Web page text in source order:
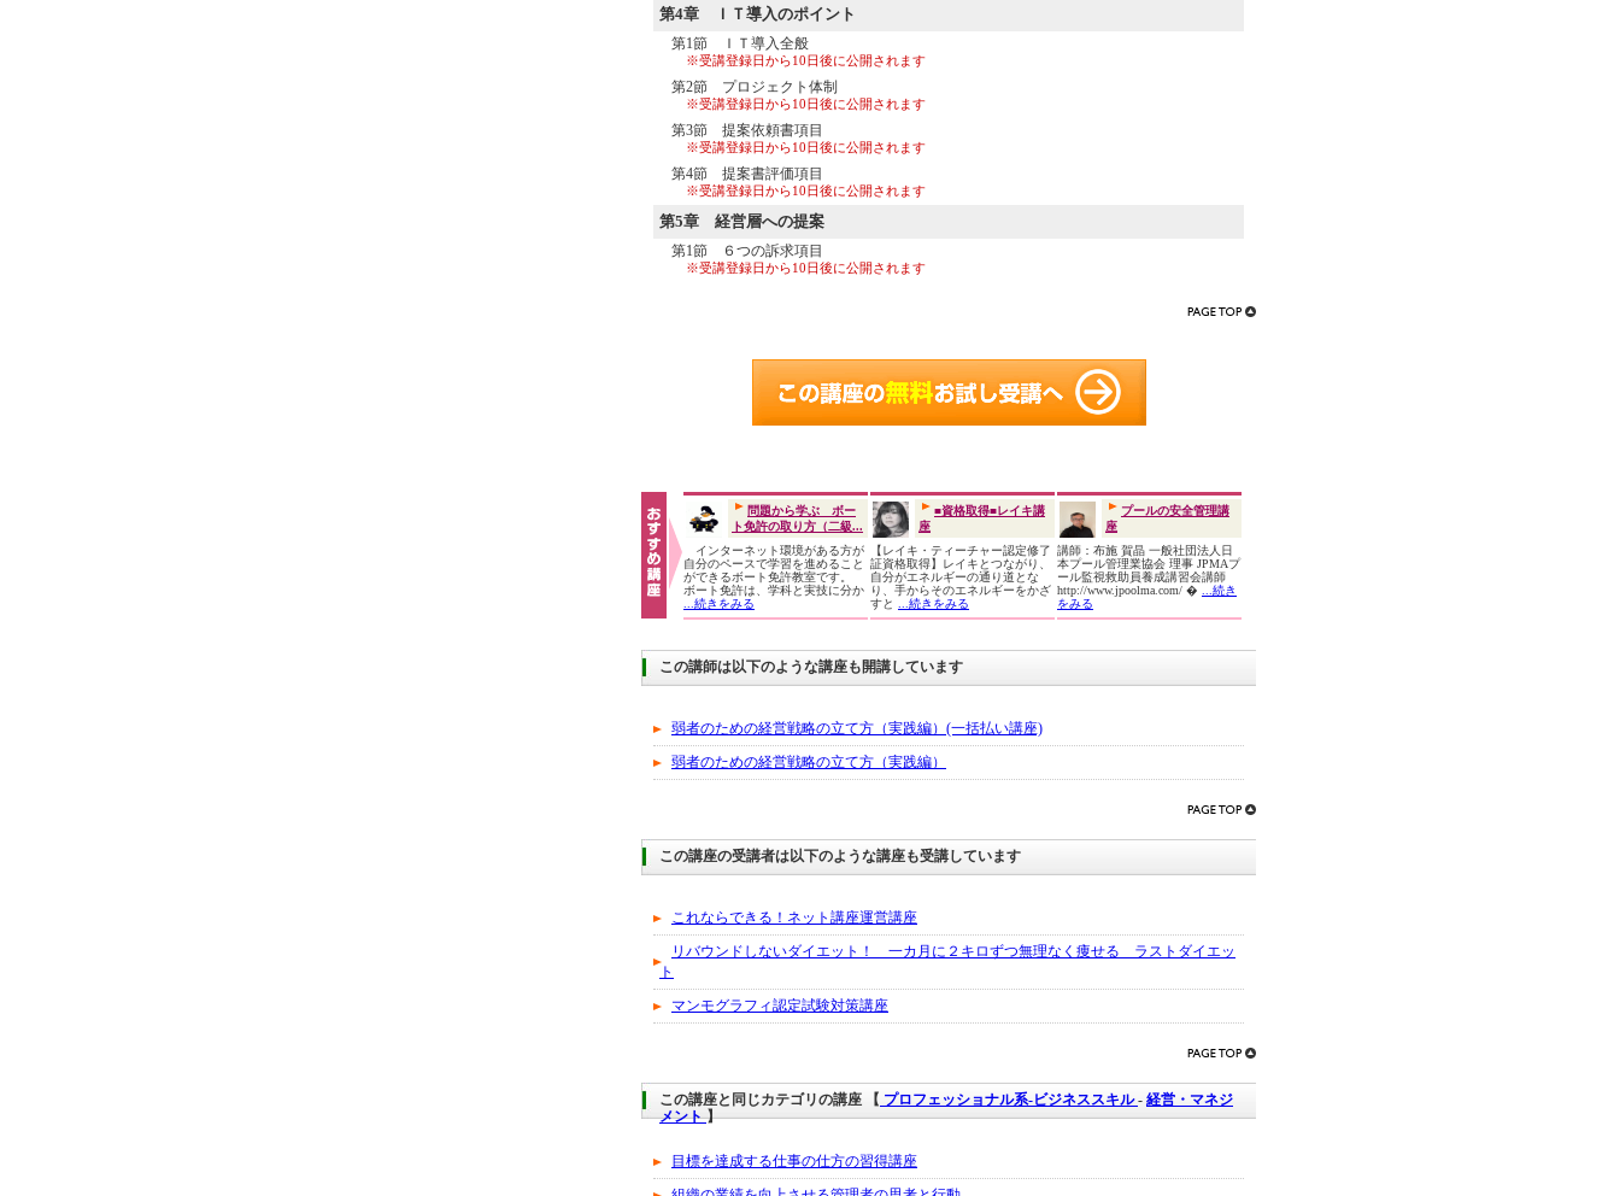
第4章 ＩＴ導入のポイント
第1節 ＩＴ導入全般
※受講登録日から10日後に公開されます
第2節 プロジェクト体制
※受講登録日から10日後に公開されます
第3節 提案依頼書項目
※受講登録日から10日後に公開されます
第4節 提案書評価項目
※受講登録日から10日後に公開されます
第5章 経営層への提案
第1節 ６つの訴求項目
※受講登録日から10日後に公開されます
問題から学ぶ ボー
ト免許の取り方（二級...
インターネット環境がある方が
自分のペースで学習を進めること
ができるボート免許教室です。
ボート免許は、学科と実技に分か
...続きをみる
■資格取得■レイキ講
座
【レイキ・ティーチャー認定修了
証資格取得】レイキとつながり、
自分がエネルギーの通り道とな
り、手からそのエネルギーをかざ
すと
...続きをみる
プールの安全管理講
座
講師：布施 賀晶 一般社団法人日
本プール管理業協会 理事 JPMAプ
ール監視救助員養成講習会講師
http://www.jpoolma.com/ �
...続き
をみる
この講師は以下のような講座も開講しています
弱者のための経営戦略の立て方（実践編）(一括払い講座)
弱者のための経営戦略の立て方（実践編）
この講座の受講者は以下のような講座も受講しています
これならできる！ネット講座運営講座
リバウンドしないダイエット！ 一カ月に２キロずつ無理なく痩せる ラストダイエッ
ト
マンモグラフィ認定試験対策講座
この講座と同じカテゴリの講座 【 プロフェッショナル系-ビジネススキル- 経営・マネジ
メント】
目標を達成する仕事の仕方の習得講座